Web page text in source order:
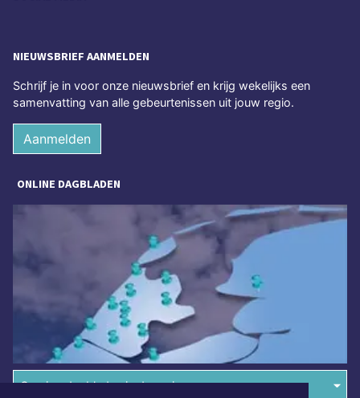
NIEUWSBRIEF AANMELDEN
Schrijf je in voor onze nieuwsbrief en krijg wekelijks een
samenvatting van alle gebeurtenissen uit jouw regio.
Aanmelden
ONLINE DAGBLADEN
Overige dagbladen in de regio